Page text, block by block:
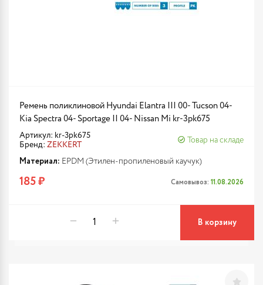
Ремень поликлиновой Hyundai Elantra III 00- Tucson 04-
Kia Spectra 04- Sportage II 04- Nissan Mi kr-3pk675
Артикул: kr-3pk675
Бренд: ZEKKERT
Товар на складе
Материал: EPDM (Этилен-пропиленовый каучук)
185 ₽ Самовывоз: 11.08.2026
В корзину